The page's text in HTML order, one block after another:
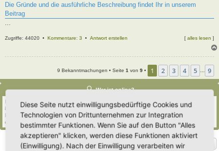
Die Gründe und die ausführliche Beschreibung findet Ihr in unserem
Beitrag
Zugriffe: 44020 • Kommentare: 3 • Antwort erstellen [ alles lesen ]
9 Bekanntmachungen • Seite 1 von 9 • 1 2 3 4 5 … 9
Wer ist online?
Insgesamt sind88 Besucher online :: 3 sichtbare Mitglieder, 0 unsichtbare Mitglieder und
85 Gäste (basierend auf den aktiven Besuchern der letzten 5 Minuten)
Der Besucherrekord liegt bei2235Besuchern, die am Mi 29. Jul 2026, 21:02 gleichzeitig
online waren.
Gehe zu
Diese Seite nutzt einwilligungsbedürftige Cookies und
Technologien von Drittunternehmen zur Integration
bestimmter Funktionen. Wenn Sie auf den Button "Alles
akzeptieren" klicken, werden diese Funktionen aktiviert
(Einwilligung). Nach der Einwilligung verarbeiten wir